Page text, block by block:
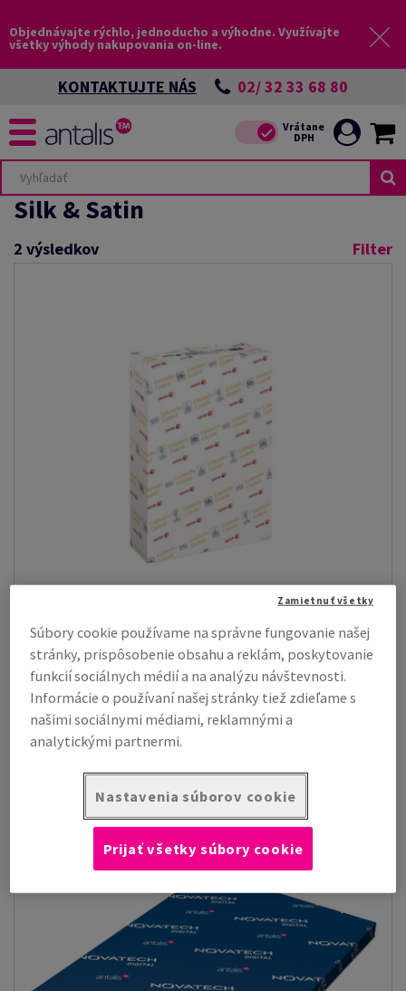
Objednávajte rýchlo, jednoducho a výhodne. Využívajte
všetky výhody nakupovania on-line.
KONTAKTUJTE NÁS 02/ 32 33 68 80
Silk & Satin
2 výsledkov Filter
Xerox Colotech+ Silk
Obojstranný natieraný polomatný papier, ktorý ponúka takmer
ofsetovú kvalitu tlače z Va...
Zobraziť produkty (6)
Súbory cookie používame na správne fungovanie našej
stránky, prispôsobenie obsahu a reklám, poskytovanie
funkcií sociálnych médií a na analýzu návštevnosti.
Informácie o používaní našej stránky tiež zdieľame s
našimi sociálnymi médiami, reklamnými a
analytickými partnermi.
Nastavenia súborov cookie
Zamietnuť všetky
Prijať všetky súbory cookie